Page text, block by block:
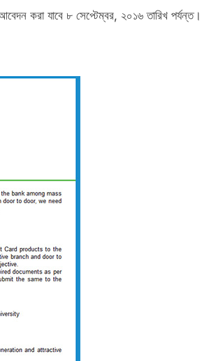
করা যাবে ৮ সেপ্টেম্বর, ২০১৬ তারিখ পর্যন্ত।